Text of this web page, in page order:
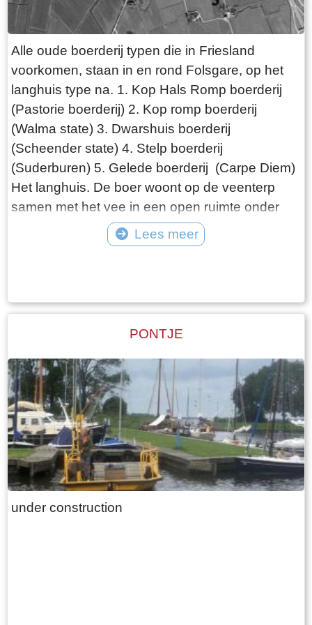
website van de Afsluitdijk "De Vismigratierivier is
een vernieuwend plan om de Waddenzee en
het IJsselmeer weer met elkaar te verbinden".
Wikipedia zegt dat een zee "een grote
hoeveelheid water is die in open verbinding
staat met een andere zee". Ik weet niet hoeveel
moeite het kost om een geografische naam te
wijzigen maar wat mij betreft krijgt de Zuiderzee
een comeback.
Alle oude boerderij typen die in Friesland
voorkomen, staan in en rond Folsgare, op het
langhuis type na. 1. Kop Hals Romp boerderij
(Pastorie boerderij) 2. Kop romp boerderij
(Walma state) 3. Dwarshuis boerderij
(Scheender state) 4. Stelp boerderij
(Suderburen) 5. Gelede boerderij (Carpe Diem)
Het langhuis. De boer woont op de veenterp
samen met het vee in een open ruimte onder
één dak. De ontwikkeling van de boerderij gaat
de volgende fase in, als de boer gescheiden
lager is dan het voorhuis. Daarachter de schuur,
naast de boerderij in de hooiberg opgeslagen.
Het laatste langhuis met de bijbehorende
hooiberg in Fryslân staat, volledig
gerestaureerd, in het dorp Warten. Het is als
museum ingericht ( bouwjaar 1725)
Lees meer
PONTJE
under construction